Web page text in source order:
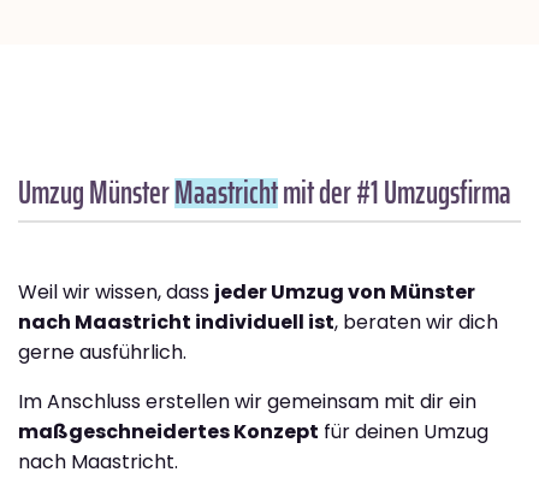
Umzug MünsterMaastrichtmit der #1 Umzugsfirma
Weil wir wissen, dass jeder Umzug von Münster
nach Maastricht individuell ist, beraten wir dich
gerne ausführlich.
Im Anschluss erstellen wir gemeinsam mit dir ein
maßgeschneidertes Konzept für deinen Umzug
nach Maastricht.